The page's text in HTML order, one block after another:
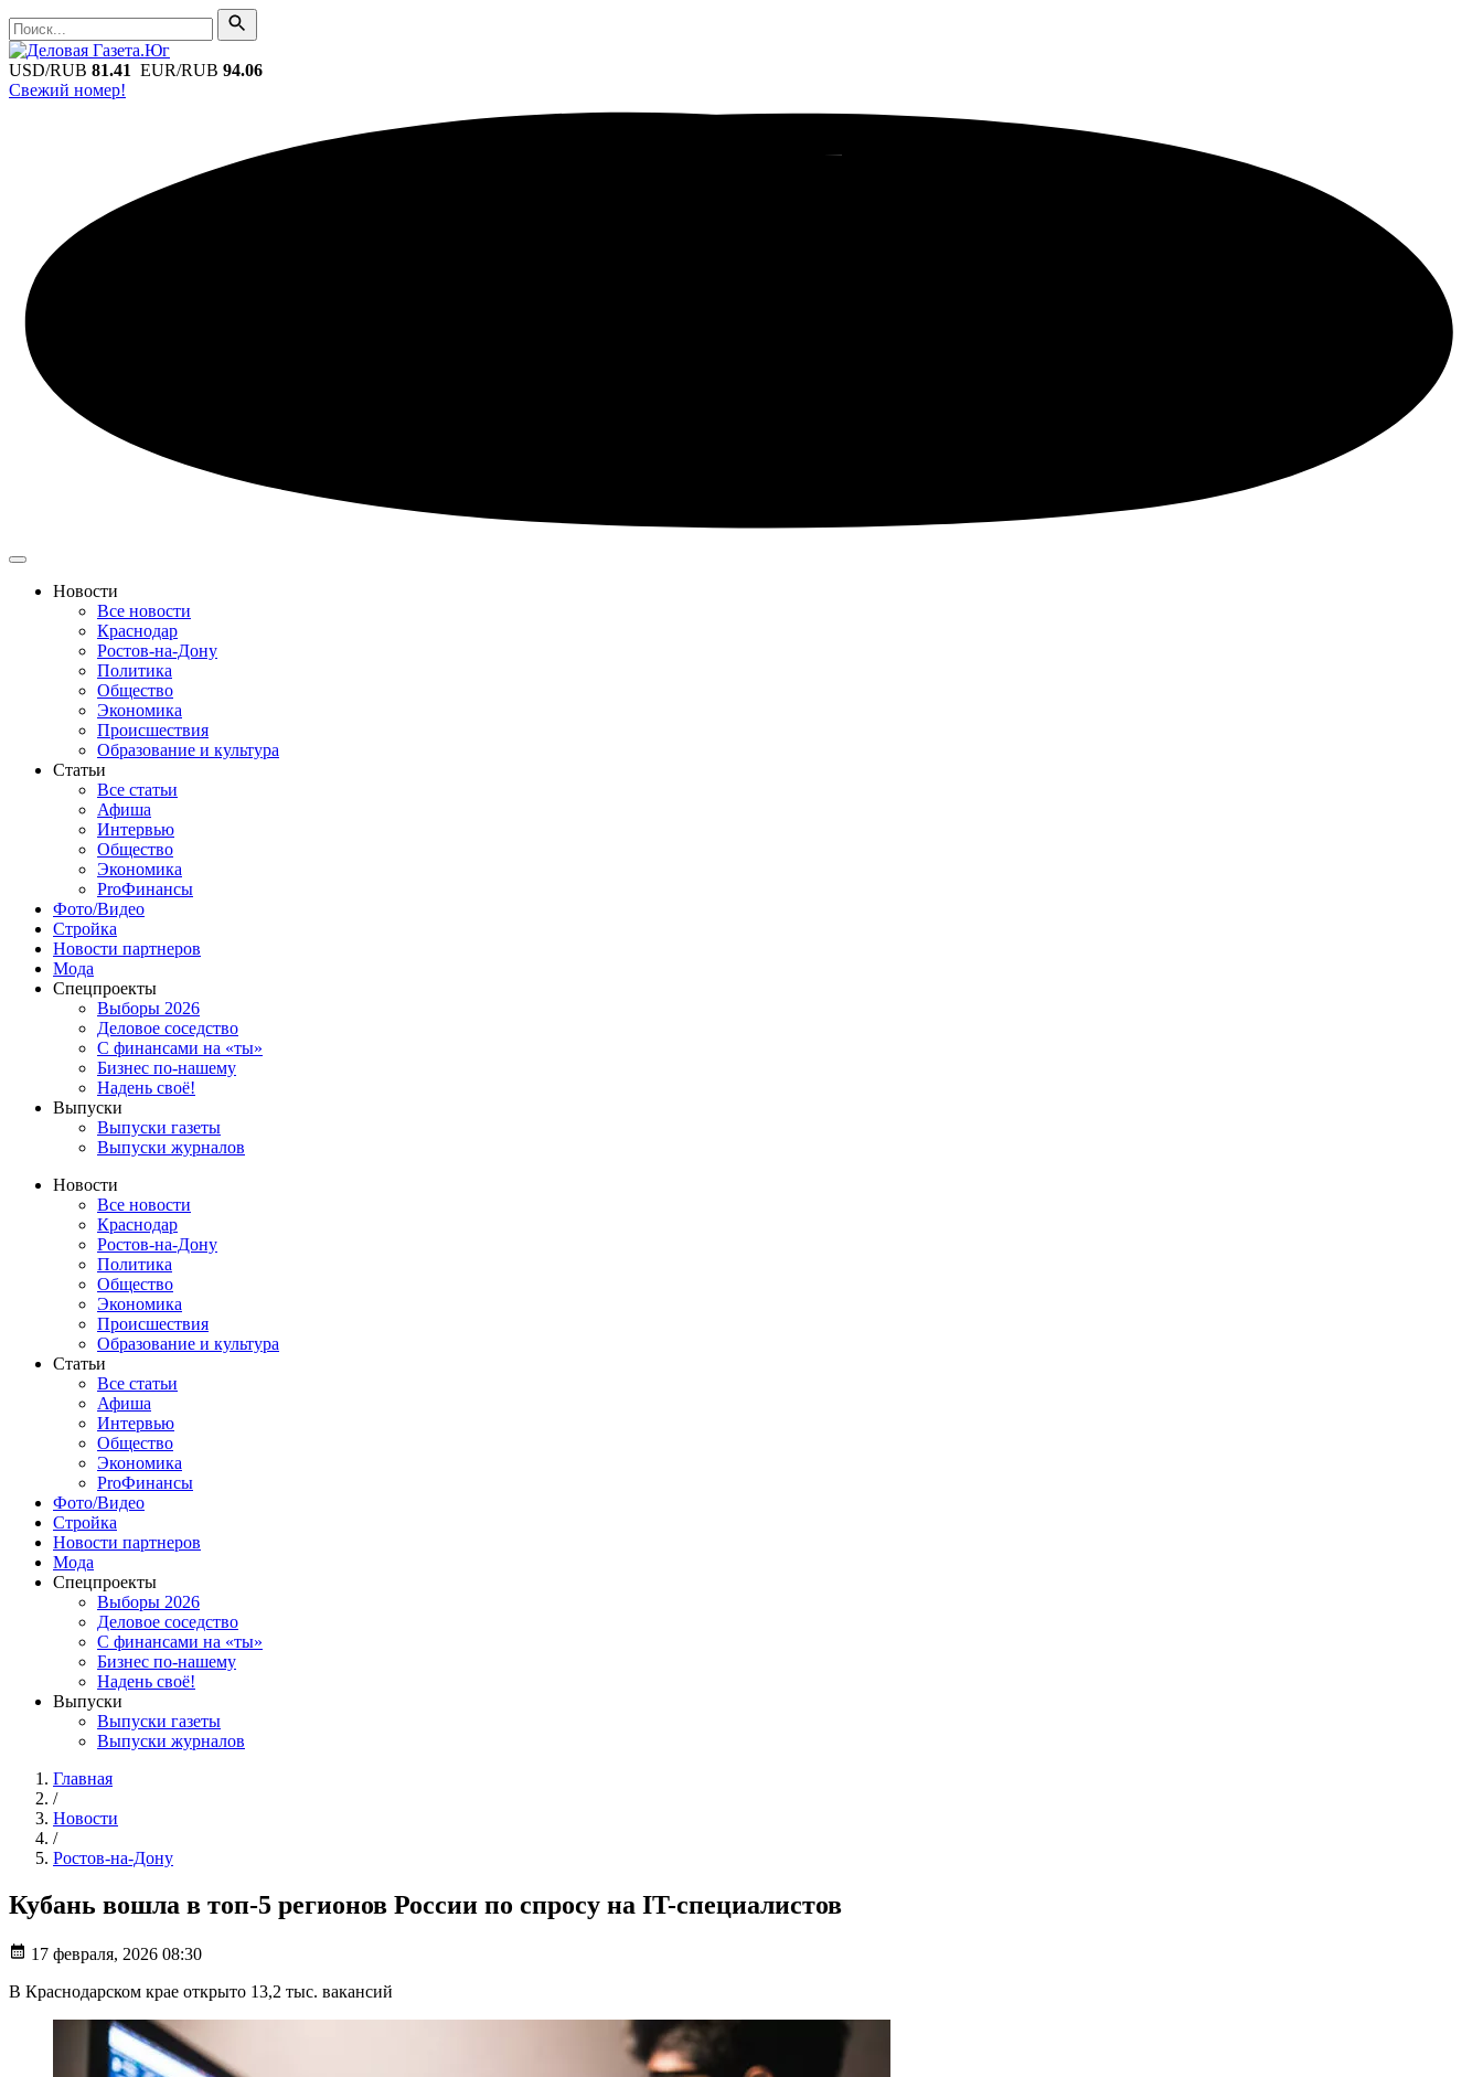
Поиск
Поиск
USD/RUB 81.41 EUR/RUB 94.06
Свежий номер!
Новости
Все новости
Краснодар
Ростов-на-Дону
Политика
Общество
Экономика
Происшествия
Образование и культура
Статьи
Все статьи
Афиша
Интервью
Общество
Экономика
ProФинансы
Фото/Видео
Стройка
Новости партнеров
Мода
Спецпроекты
Выборы 2026
Деловое соседство
С финансами на «ты»
Бизнес по-нашему
Надень своё!
Выпуски
Выпуски газеты
Выпуски журналов
Новости
Все новости
Краснодар
Ростов-на-Дону
Политика
Общество
Экономика
Происшествия
Образование и культура
Статьи
Все статьи
Афиша
Интервью
Общество
Экономика
ProФинансы
Фото/Видео
Стройка
Новости партнеров
Мода
Спецпроекты
Выборы 2026
Деловое соседство
С финансами на «ты»
Бизнес по-нашему
Надень своё!
Выпуски
Выпуски газеты
Выпуски журналов
Главная
/
Новости
/
Ростов-на-Дону
Кубань вошла в топ-5 регионов России по спросу на IT-специалистов
17 февраля, 2026 08:30
В Краснодарском крае открыто 13,2 тыс. вакансий